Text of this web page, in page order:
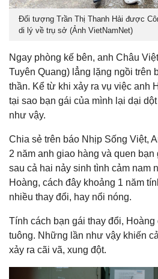
Đối tượng Trần Thị Thanh Hải được
di lý về trụ sở (Ảnh VietNamNet)
Ngay phòng kế bên, anh Châu
Tuyên Quang) lẳng lặng ngồi trên
thần. Kể từ khi xảy ra vụ việc anh
tại sao bạn gái của mình lại dại
như vậy.
Chia sẻ trên báo Nhịp Sống Việt,
2 năm anh giao hàng và quen
sau cả hai nảy sinh tình cảm nam
Hoàng, cách đây khoảng 1 năm
nhiều thay đổi, hay nổi nóng.
Tính cách bạn gái thay đổi, Hoàng
tuông. Những lần như vậy khiến
xảy ra cãi vã, xung đột.